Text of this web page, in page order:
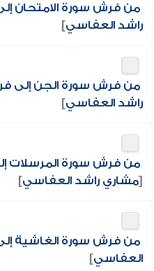
من فرش سورة الامتحان
راشد العفاسي]
من فرش سورة الجن إلى
راشد العفاسي]
من فرش سورة المرسلات
[مشاري راشد العفاسي]
من فرش سورة الغاشية إلى
العفاسي]